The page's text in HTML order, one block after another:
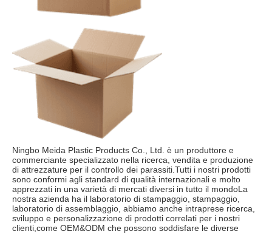
Ningbo Meida Plastic Products Co., Ltd. è un produttore e
commerciante specializzato nella ricerca, vendita e produzione
di attrezzature per il controllo dei parassiti.Tutti i nostri prodotti
sono conformi agli standard di qualità internazionali e molto
apprezzati in una varietà di mercati diversi in tutto il mondoLa
nostra azienda ha il laboratorio di stampaggio, stampaggio,
laboratorio di assemblaggio, abbiamo anche intraprese ricerca,
sviluppo e personalizzazione di prodotti correlati per i nostri
clienti,come OEM&ODM che possono soddisfare le diverse